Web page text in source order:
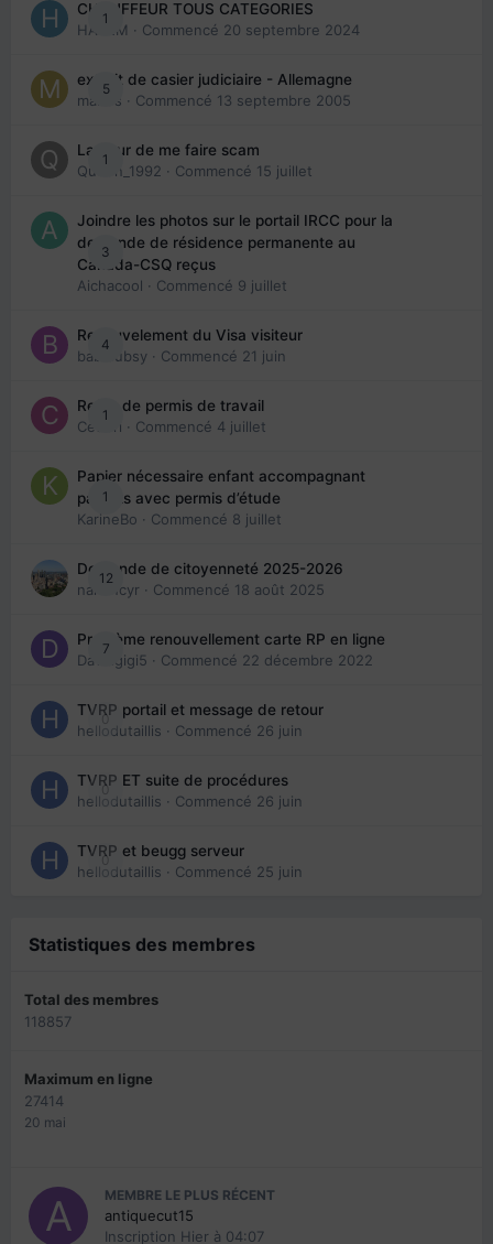
1
CHAUFFEUR TOUS CATEGORIES
HAZEM · Commencé 20 septembre 2024
5
extrait de casier judiciaire - Allemagne
maries · Commencé 13 septembre 2005
1
La peur de me faire scam
Queen_1992 · Commencé 15 juillet
3
Joindre les photos sur le portail IRCC pour la
demande de résidence permanente au
Canada-CSQ reçus
Aichacool · Commencé 9 juillet
4
Renouvelement du Visa visiteur
babibubsy · Commencé 21 juin
1
Refus de permis de travail
Cedbri · Commencé 4 juillet
1
Papier nécessaire enfant accompagnant
parents avec permis d’étude
KarineBo · Commencé 8 juillet
12
Demande de citoyenneté 2025-2026
nanancyr · Commencé 18 août 2025
7
Problème renouvellement carte RP en ligne
Davidgigi5 · Commencé 22 décembre 2022
0
TVRP portail et message de retour
hellodutaillis · Commencé 26 juin
0
TVRP ET suite de procédures
hellodutaillis · Commencé 26 juin
0
TVRP et beugg serveur
hellodutaillis · Commencé 25 juin
Statistiques des membres
Total des membres
118857
Maximum en ligne
27414
20 mai
MEMBRE LE PLUS RÉCENT
antiquecut15
Inscription Hier à 04:07